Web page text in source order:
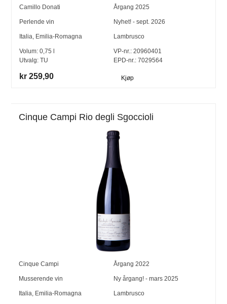
Camillo Donati Årgang 2025
Perlende vin Nyhet! - sept. 2026
Italia, Emilia-Romagna Lambrusco
Volum:0,75
Utvalg:TU
VP-nr.: 20960401
EPD-nr.: 7029564
kr 259,90 Kjøp
Cinque Campi Rio degli Sgoccioli
Cinque Campi Årgang 2022
Musserende vin Ny årgang! - mars 2025
Italia, Emilia-Romagna Lambrusco